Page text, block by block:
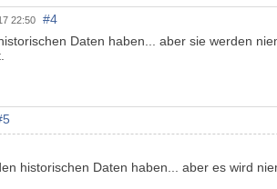
22:50
#4
Daten haben... aber sie werden
historischen Daten haben... aber es wird